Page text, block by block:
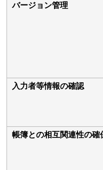
バージョン管理
入力者等情報の確認
帳簿との相互関連性の確